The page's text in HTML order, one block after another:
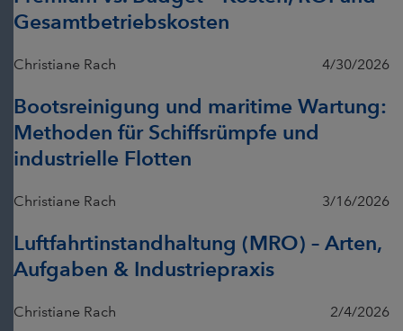
Gesamtbetriebskosten
Christiane Rach 4/30/2026
Bootsreinigung und maritime Wartung:
Methoden für Schiffsrümpfe und
industrielle Flotten
Christiane Rach 3/16/2026
Luftfahrtinstandhaltung (MRO) – Arten,
Aufgaben & Industriepraxis
Christiane Rach 2/4/2026